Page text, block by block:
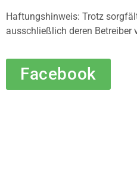
Haftungshinweis: Trotz
ausschließlich deren
Facebook